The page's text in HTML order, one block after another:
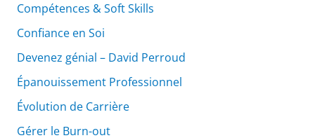
Compétences & Soft Skills
Confiance en Soi
Devenez génial – David Perroud
Épanouissement Professionnel
Évolution de Carrière
Gérer le Burn-out